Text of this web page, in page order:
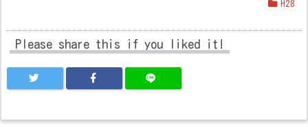
H28
Please share this if you liked it!